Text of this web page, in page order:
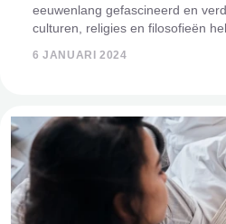
eeuwenlang gefascineerd en
culturen, religies en filosofieën
6 JANUARI 2024